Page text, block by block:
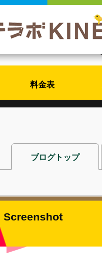
料金表
ブログトップ
Screenshot